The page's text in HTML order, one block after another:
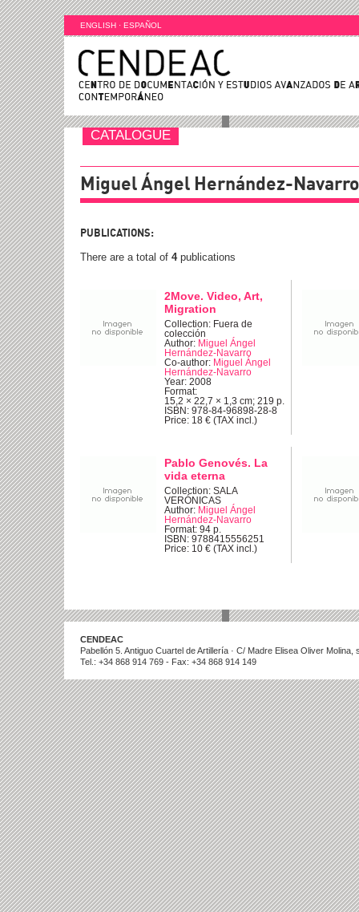
ENGLISH · ESPAÑOL
CATALOGUE
Miguel Ángel Hernández-Navarro
PUBLICATIONS:
There are a total of 4publications
2Move. Video, Art,
Migration
Collection: Fuera de
colección
Author: Miguel Ángel
Hernández-Navarro
Co-author: Miguel Ángel
Hernández-Navarro
Year: 2008
Format:
15,2 × 22,7 × 1,3 cm; 219 p.
ISBN: 978-84-96898-28-8
Price: 18 € (TAX incl.)
Pablo Genovés. La
vida eterna
Collection: SALA
VERÓNICAS
Author: Miguel Ángel
Hernández-Navarro
Format: 94 p.
ISBN: 9788415556251
Price: 10 € (TAX incl.)
CENDEAC
Pabellón 5. Antiguo Cuartel de Artillería · C/ Madre Elisea Oliver
Tel.: +34 868 914 769 - Fax: +34 868 914 149